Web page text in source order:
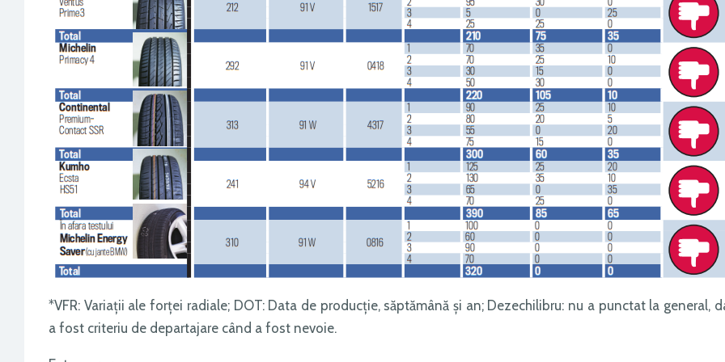
*VFR: Variații ale forței radiale; DOT: Data de producție, săptămână și an; Dezechilibru: nu a punctat la general,
a fost criteriu de departajare când a fost nevoie.